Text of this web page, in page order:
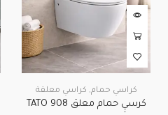
كراسي حمام, كراسي معلقة
كرسي حمام معلق TATO 908